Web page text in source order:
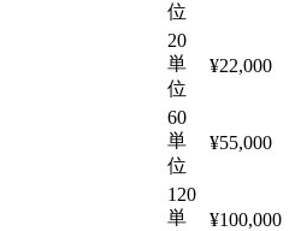
位
20
単
位
¥22,000
60
単
位
¥55,000
120
単
¥100,000